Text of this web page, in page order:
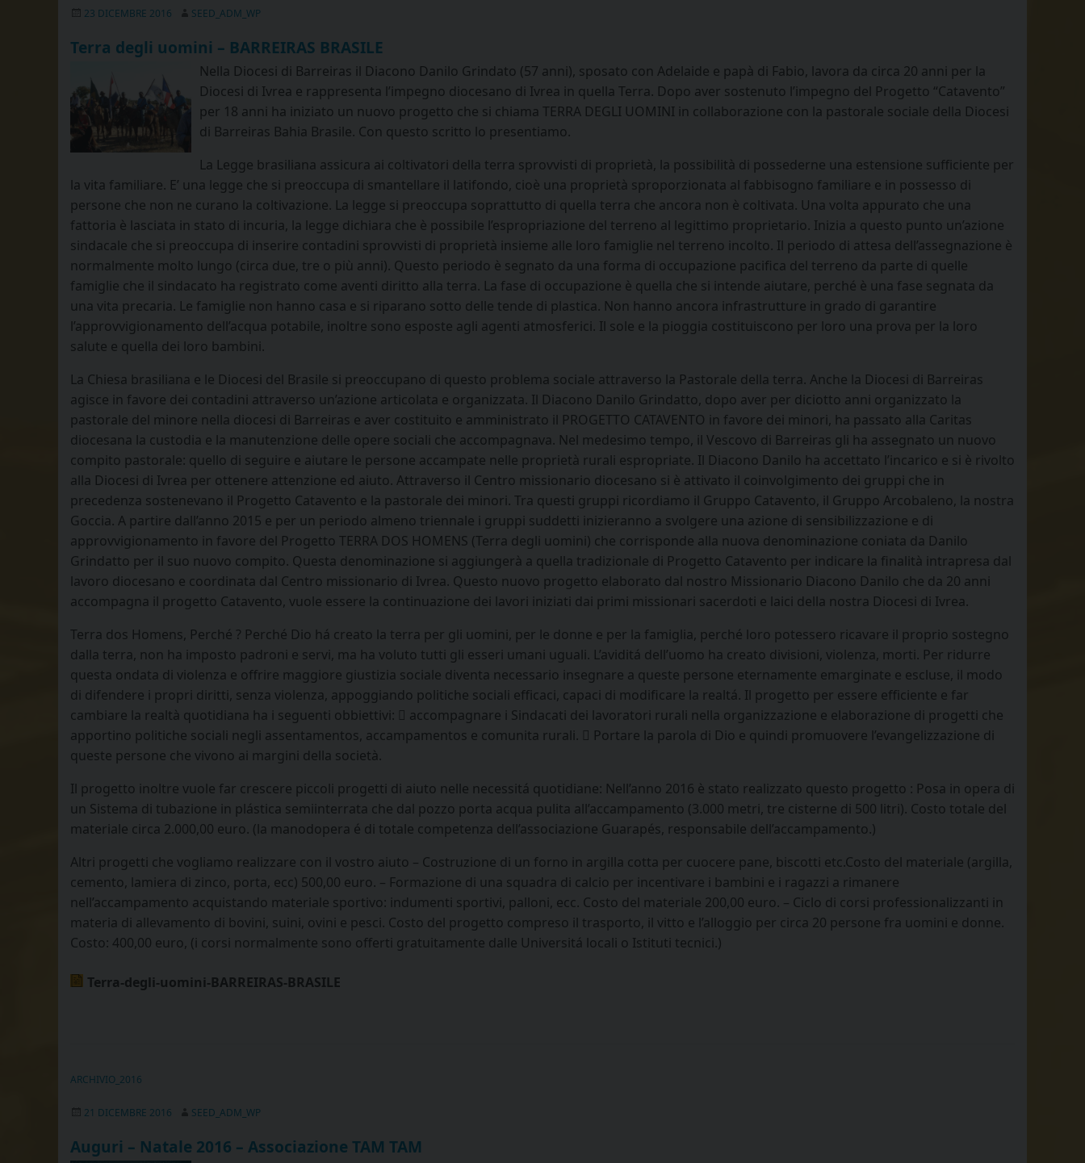
23 DICEMBRE 2016 SEED_ADM_WP
Terra degli uomini – BARREIRAS BRASILE
Nella Diocesi di Barreiras il Diacono Danilo Grindato (57 anni), sposato con Adelaide e papà di Fabio, lavora da circa 20 anni per la
Diocesi di Ivrea e rappresenta l’impegno diocesano di Ivrea in quella Terra. Dopo aver sostenuto l’impegno del Progetto “Catavento”
per 18 anni ha iniziato un nuovo progetto che si chiama TERRA DEGLI UOMINI in collaborazione con la pastorale sociale della Diocesi
di Barreiras Bahia Brasile. Con questo scritto lo presentiamo.
La Legge brasiliana assicura ai coltivatori della terra sprovvisti di proprietà, la possibilità di possederne una estensione sufficiente per
la vita familiare. E’ una legge che si preoccupa di smantellare il latifondo, cioè una proprietà sproporzionata al fabbisogno familiare e in possesso di
persone che non ne curano la coltivazione. La legge si preoccupa soprattutto di quella terra che ancora non è coltivata. Una volta appurato che una
fattoria è lasciata in stato di incuria, la legge dichiara che è possibile l’espropriazione del terreno al legittimo proprietario. Inizia a questo punto un’azione
sindacale che si preoccupa di inserire contadini sprovvisti di proprietà insieme alle loro famiglie nel terreno incolto. Il periodo di attesa dell’assegnazione è
normalmente molto lungo (circa due, tre o più anni). Questo periodo è segnato da una forma di occupazione pacifica del terreno da parte di quelle
famiglie che il sindacato ha registrato come aventi diritto alla terra. La fase di occupazione è quella che si intende aiutare, perché è una fase segnata da
una vita precaria. Le famiglie non hanno casa e si riparano sotto delle tende di plastica. Non hanno ancora infrastrutture in grado di garantire
l’approvvigionamento dell’acqua potabile, inoltre sono esposte agli agenti atmosferici. Il sole e la pioggia costituiscono per loro una prova per la loro
salute e quella dei loro bambini.
La Chiesa brasiliana e le Diocesi del Brasile si preoccupano di questo problema sociale attraverso la Pastorale della terra. Anche la Diocesi di Barreiras
agisce in favore dei contadini attraverso un’azione articolata e organizzata. Il Diacono Danilo Grindatto, dopo aver per diciotto anni organizzato la
pastorale del minore nella diocesi di Barreiras e aver costituito e amministrato il PROGETTO CATAVENTO in favore dei minori, ha passato alla Caritas
diocesana la custodia e la manutenzione delle opere sociali che accompagnava. Nel medesimo tempo, il Vescovo di Barreiras gli ha assegnato un nuovo
compito pastorale: quello di seguire e aiutare le persone accampate nelle proprietà rurali espropriate. Il Diacono Danilo ha accettato l’incarico e si è rivolto
alla Diocesi di Ivrea per ottenere attenzione ed aiuto. Attraverso il Centro missionario diocesano si è attivato il coinvolgimento dei gruppi che in
precedenza sostenevano il Progetto Catavento e la pastorale dei minori. Tra questi gruppi ricordiamo il Gruppo Catavento, il Gruppo Arcobaleno, la nostra
Goccia. A partire dall’anno 2015 e per un periodo almeno triennale i gruppi suddetti inizieranno a svolgere una azione di sensibilizzazione e di
approvvigionamento in favore del Progetto TERRA DOS HOMENS (Terra degli uomini) che corrisponde alla nuova denominazione coniata da Danilo
Grindatto per il suo nuovo compito. Questa denominazione si aggiungerà a quella tradizionale di Progetto Catavento per indicare la finalità intrapresa dal
lavoro diocesano e coordinata dal Centro missionario di Ivrea. Questo nuovo progetto elaborato dal nostro Missionario Diacono Danilo che da 20 anni
accompagna il progetto Catavento, vuole essere la continuazione dei lavori iniziati dai primi missionari sacerdoti e laici della nostra Diocesi di Ivrea.
Terra dos Homens, Perché ? Perché Dio há creato la terra per gli uomini, per le donne e per la famiglia, perché loro potessero ricavare il proprio sostegno
dalla terra, non ha imposto padroni e servi, ma ha voluto tutti gli esseri umani uguali. L’aviditá dell’uomo ha creato divisioni, violenza, morti. Per ridurre
questa ondata di violenza e offrire maggiore giustizia sociale diventa necessario insegnare a queste persone eternamente emarginate e escluse, il modo
di difendere i propri diritti, senza violenza, appoggiando politiche sociali efficaci, capaci di modificare la realtá. Il progetto per essere efficiente e far
cambiare la realtà quotidiana ha i seguenti obbiettivi:  accompagnare i Sindacati dei lavoratori rurali nella organizzazione e elaborazione di progetti che
apportino politiche sociali negli assentamentos, accampamentos e comunita rurali.  Portare la parola di Dio e quindi promuovere l’evangelizzazione di
queste persone che vivono ai margini della società.
Il progetto inoltre vuole far crescere piccoli progetti di aiuto nelle necessitá quotidiane: Nell’anno 2016 è stato realizzato questo progetto : Posa in opera di
un Sistema di tubazione in plástica semiinterrata che dal pozzo porta acqua pulita all’accampamento (3.000 metri, tre cisterne di 500 litri). Costo totale del
materiale circa 2.000,00 euro. (la manodopera é di totale competenza dell’associazione Guarapés, responsabile dell’accampamento.)
Altri progetti che vogliamo realizzare con il vostro aiuto – Costruzione di un forno in argilla cotta per cuocere pane, biscotti etc.Costo del materiale (argilla,
cemento, lamiera di zinco, porta, ecc) 500,00 euro. – Formazione di una squadra di calcio per incentivare i bambini e i ragazzi a rimanere
nell’accampamento acquistando materiale sportivo: indumenti sportivi, palloni, ecc. Costo del materiale 200,00 euro. – Ciclo di corsi professionalizzanti in
materia di allevamento di bovini, suini, ovini e pesci. Costo del progetto compreso il trasporto, il vitto e l’alloggio per circa 20 persone fra uomini e donne.
Costo: 400,00 euro, (i corsi normalmente sono offerti gratuitamente dalle Universitá locali o Istituti tecnici.)
Terra-degli-uomini-BARREIRAS-BRASILE
ARCHIVIO_2016
21 DICEMBRE 2016 SEED_ADM_WP
Auguri – Natale 2016 – Associazione TAM TAM